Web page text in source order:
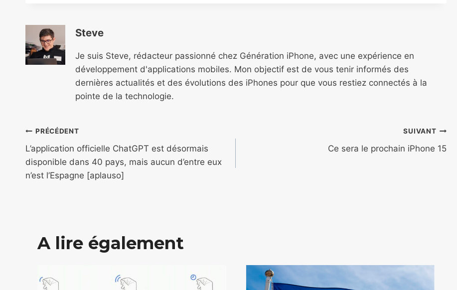
Steve
Je suis Steve, rédacteur passionné chez Génération iPhone, avec une expérience en
développement d'applications mobiles. Mon objectif est de vous tenir informés des
dernières actualités et des évolutions des iPhones pour que vous restiez connectés à la
pointe de la technologie.
Navigation
de
l’article
PRÉCÉDENT
L’application officielle ChatGPT est désormais
disponible dans 40 pays, mais aucun d’entre eux
n’est l’Espagne [aplauso]
SUIVANT
Ce sera le prochain iPhone 15
A lire également